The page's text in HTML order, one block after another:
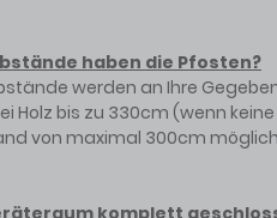
haben die Pfosten?
werden an Ihre
Holz bis zu 330cm (wenn
von maximal 300cm
komplett